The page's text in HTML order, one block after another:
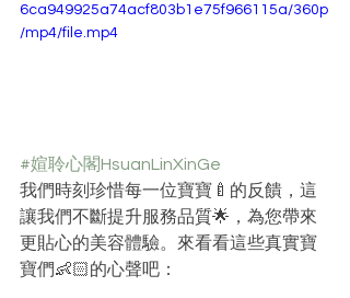
6ca949925a74acf803b1e75f966115a/360p
/mp4/file.mp4
#媗聆心閣HsuanLinXinGe
我們時刻珍惜每一位寶寶🍼的反饋，這
讓我們不斷提升服務品質🌟，為您帶來
更貼心的美容體驗。來看看這些真實寶
寶們👶🏻的心聲吧：